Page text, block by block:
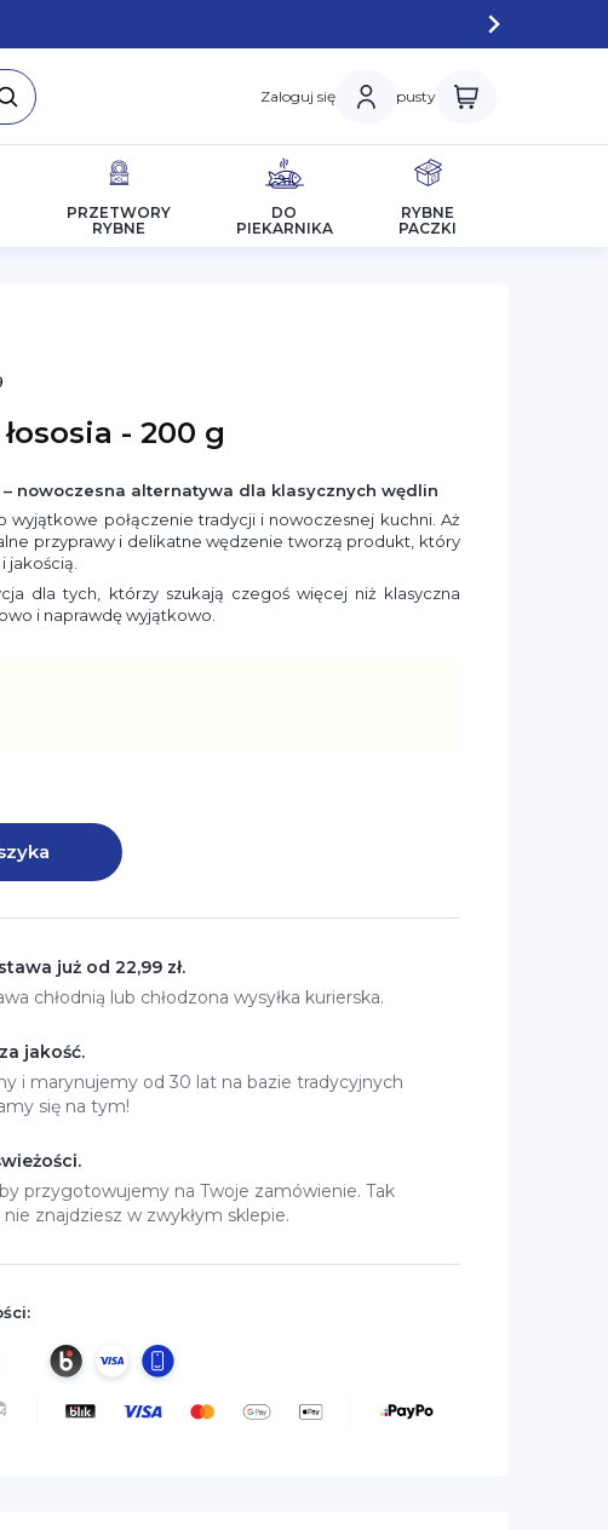
Zaloguj się pusty
PRZETWORY
RYBNE
DO
PIEKARNIKA
RYBNE
PACZKI
- 200 g
– nowoczesna alternatywa dla klasycznych wędlin
wyjątkowe połączenie tradycji i nowoczesnej kuchni. Aż
przyprawy i delikatne wędzenie tworzą produkt, który
jakością.
dla tych, którzy szukają czegoś więcej niż klasyczna
i naprawdę wyjątkowo.
już od 22,99 zł.
chłodnią lub chłodzona wysyłka kurierska.
jakość.
i marynujemy od 30 lat na bazie tradycyjnych
się na tym!
przygotowujemy na Twoje zamówienie. Tak
znajdziesz w zwykłym sklepie.